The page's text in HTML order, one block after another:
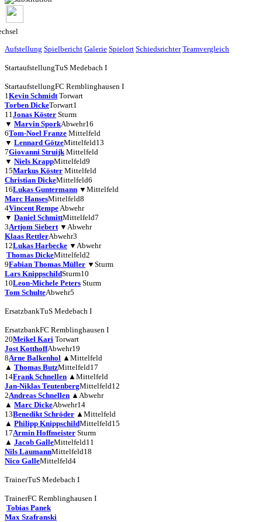
Aufstellung Spielbericht Galerie Spielort Schiedsrichter Teamvergleich
StartaufstellungTuS Medebach I
StartaufstellungFC Remblinghausen I
1Kevin Schmidt Torwart
Torben DickeTorwart1
11Jonas Köster Sturm
▼ Marvin SporkAbwehr16
6Tom-Noel Franze Mittelfeld
▼ Lennard GötzeMittelfeld13
7Giovanni Struijk Mittelfeld
▼ Niels KrappMittelfeld9
15Markus Köster Mittelfeld
Christian DickeMittelfeld6
16Lukas Guntermann ▼ Mittelfeld
Marc HansesMittelfeld8
4Vincent RempeAbwehr
▼ Daniel SchmittMittelfeld7
3Artjom Siebert ▼ Abwehr
Klaas RettlerAbwehr3
12Lukas Harbecke ▼ Abwehr
Thomas DickeMittelfeld2
9Fabian Thomas Müller ▼ Sturm
Lars KnippschildSturm10
10Leon-Michele Peters Sturm
Tom SchulteAbwehr5
ErsatzbankTuS Medebach I
ErsatzbankFC Remblinghausen I
20Meikel Kari Torwart
Jost KotthoffAbwehr19
8Arne Balkenhol ▲ Mittelfeld
▲ Thomas ButzMittelfeld17
14Frank Schnellen ▲ Mittelfeld
Jan-Niklas TeutenbergMittelfeld12
2Andreas Schnellen ▲ Abwehr
▲ Marc DickeAbwehr14
13Benedikt Schröder ▲ Mittelfeld
▲ Philipp KnippschildMittelfeld15
17Armin Hoffmeister Sturm
▲ Jacob GalleMittelfeld11
Nils LaumannMittelfeld18
Nico GalleMittelfeld4
TrainerTuS Medebach I
TrainerFC Remblinghausen I
Tobias Panek
Max Szafranski